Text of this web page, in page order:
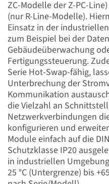
ZC-Modelle der Z-PC-
(nur R-Line-Modelle).
Einsatz in der
zum Beispiel bei der
Gebäudeüberwachung
Fertigungssteuerung.
Serie Hot-Swap-fähig,
Unterbrechung der
Kommunikation
die Vielzahl an
Netzwerkverbindungen
konfigurieren und
Module einfach auf die
Schutzklasse IP20
in industriellen
25 °C (Untergrenze) bis